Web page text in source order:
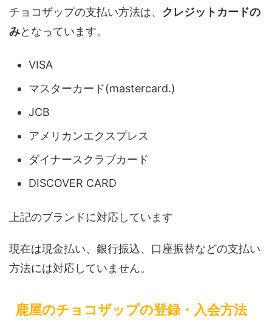
チョコザップの支払い方法は、 クレジットカードの
みとなっています。
VISA
マスターカード(mastercard.)
JCB
アメリカンエクスプレス
ダイナースクラブカード
DISCOVER CARD
上記のブランドに対応しています
現在は現金払い、銀行振込、口座振替などの支払い
方法には対応していません。
鹿屋のチョコザップの登録・入会方法